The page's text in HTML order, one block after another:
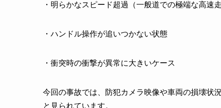
・明らかなスピード超過（一般道での極端な高速走
・ハンドル操作が追いつかない状態
・衝突時の衝撃が異常に大きいケース
今回の事故では、防犯カメラ映像や車両の損壊状
と見られています。